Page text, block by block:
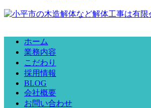
ホーム
業務内容
こだわり
採用情報
BLOG
会社概要
お問い合わせ